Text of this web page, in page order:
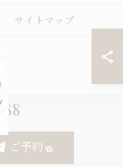
ご予約
サイトマップ